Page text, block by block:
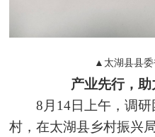
▲太湖县县
产业先行，
8月14日上午，调
村，在太湖县乡村振兴